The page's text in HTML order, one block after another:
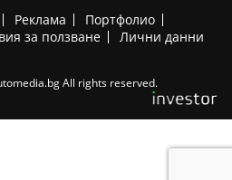
Реклама
Портфолио
за ползване Лични данни
All rights reserved.